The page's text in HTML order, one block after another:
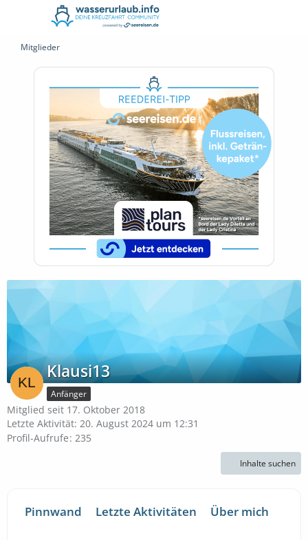
Mitglieder
Klausi13
Anfänger
Mitglied seit 17. Oktober 2018
Letzte Aktivität: 20. August 2024 um 12:31
Profil-Aufrufe 235
Inhalte suchen
Pinnwand Letzte Aktivitäten Über mich